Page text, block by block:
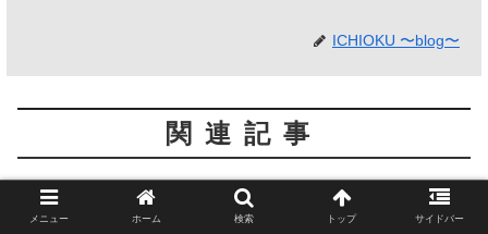
ICHIOKU 〜blog〜
関連記事
非課税・減税
【節税】サラリーマンの最強の味
方「ふるさと納税」はどれだけメ
メニュー ホーム 検索 トップ サイドバー